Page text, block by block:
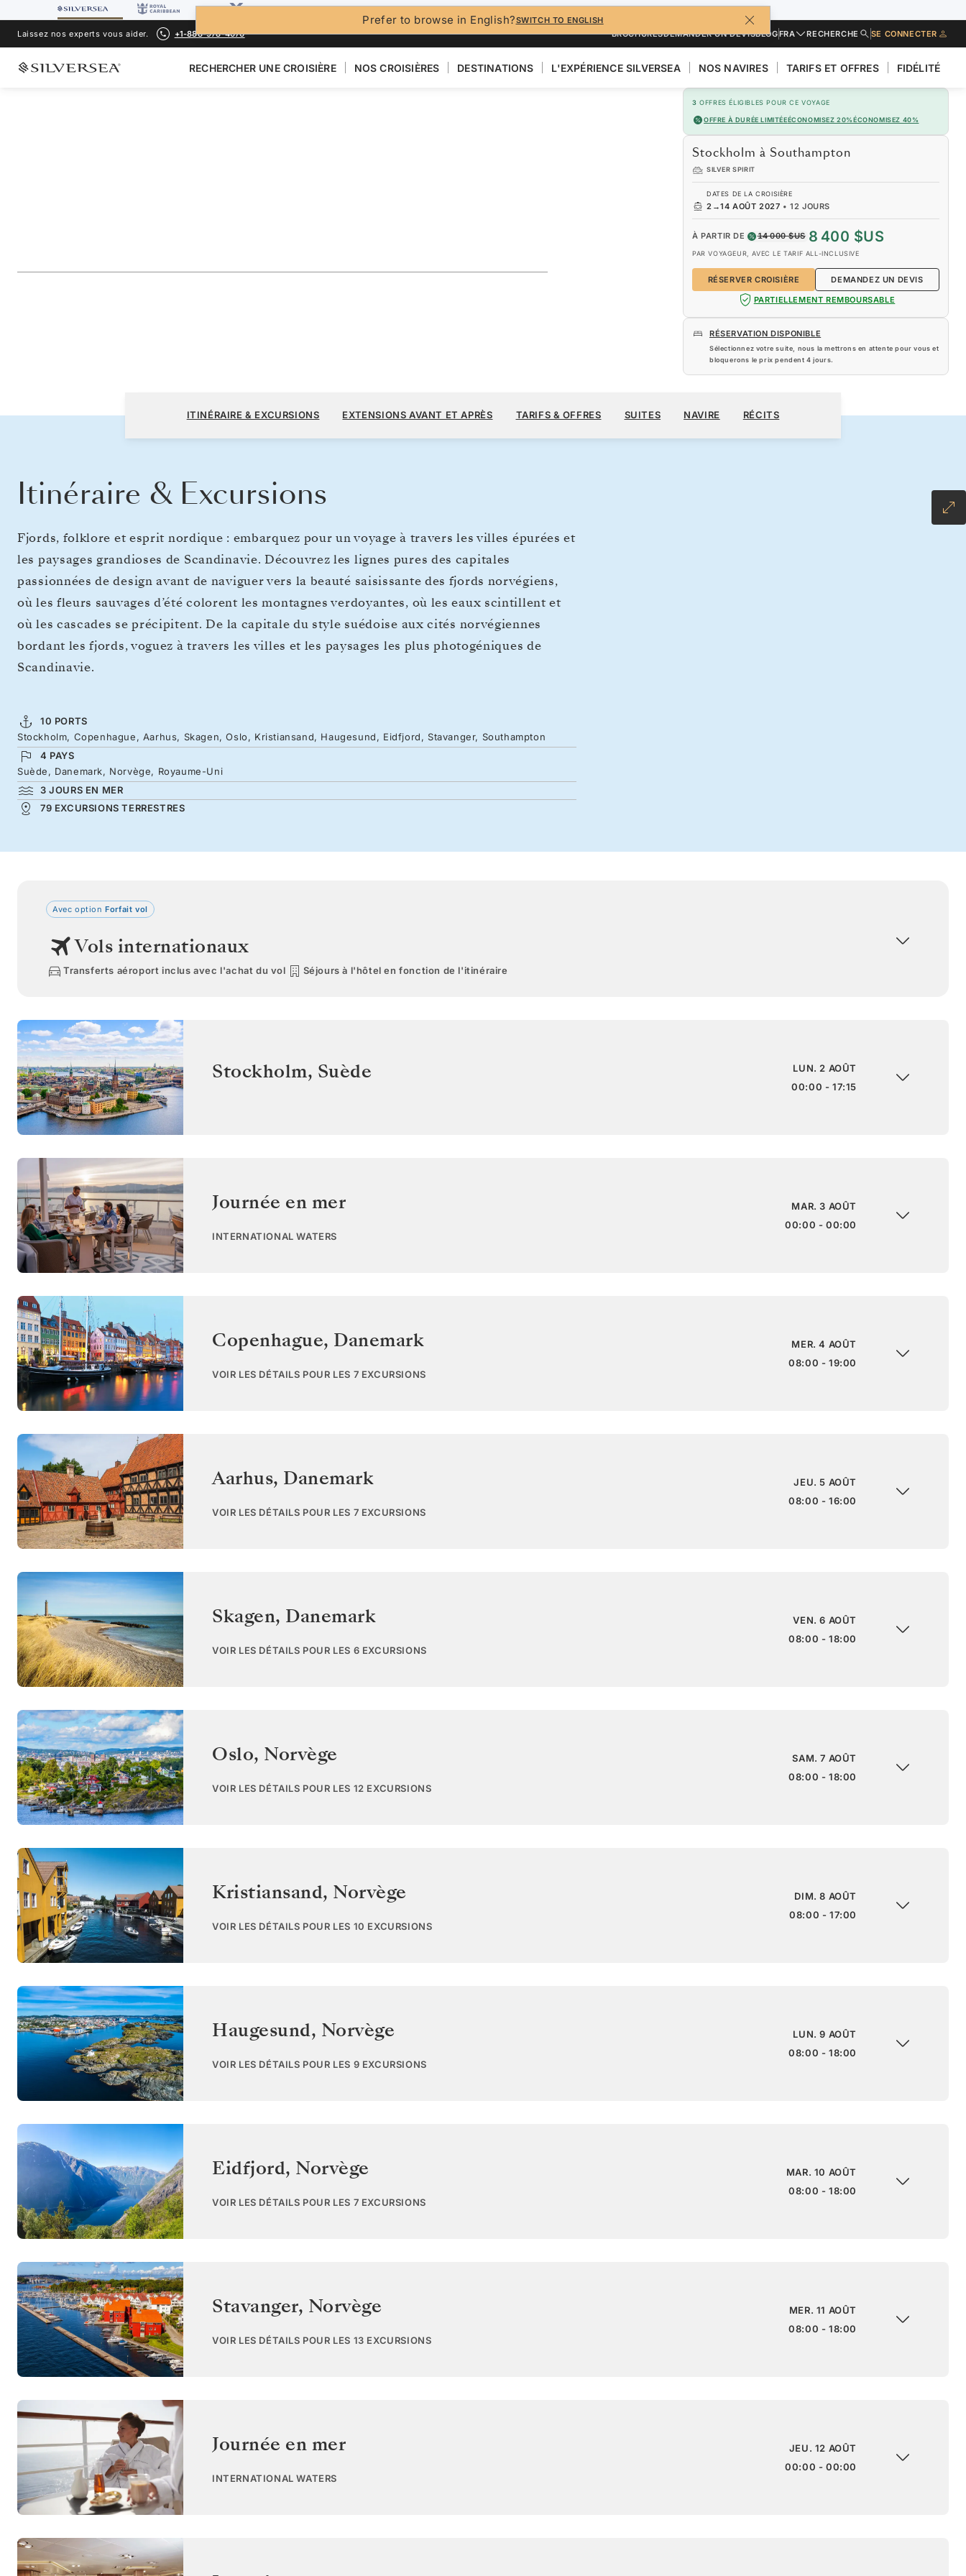
Prefer to browse in English?SWITCH TO ENGLISH
Laissez nos experts vous aider.
+1-888-978-4070 BROCHURESDEMANDER UN DEVISBLOGFRA RECHERCHE SE CONNECTER
RECHERCHER UNE CROISIÈRE NOS CROISIÈRES DESTINATIONS L'EXPÉRIENCE SILVERSEA NOS NAVIRES TARIFS ET OFFRES FIDÉLITÉ
3 OFFRES ÉLIGIBLES POUR CE VOYAGE
OFFRE À DURÉE LIMITÉEÉCONOMISEZ 20%ÉCONOMISEZ 40%
Stockholm à Southampton
SILVER SPIRIT
DATES DE LA CROISIÈRE
2 →14 AOÛT 2027 •12 JOURS
À PARTIR DE 14 000 $US 8 400 $US
PAR VOYAGEUR, AVEC LE TARIF ALL-INCLUSIVE
RÉSERVER CROISIÈRE
DEMANDEZ UN DEVIS
PARTIELLEMENT REMBOURSABLE
RÉSERVATION DISPONIBLE
Sélectionnez votre suite, nous la mettrons en attente pour vous et
bloquerons le prix pendent4 jours.
Stockholm à Southampton
12 JOURS
PAR VOYAGEUR, AVEC LE TARIF ALL-INCLUSIVE
RÉSERVER CROISIÈRE
ITINÉRAIRE & EXCURSIONS EXTENSIONS AVANT ET APRÈS TARIFS & OFFRES SUITES NAVIRE RÉCITS
Itinéraire & Excursions
Fjords, folklore et esprit nordique : embarquez pour un voyage à travers les villes épurées et
les paysages grandioses de Scandinavie. Découvrez les lignes pures des capitales
passionnées de design avant de naviguer vers la beauté saisissante des fjords norvégiens,
où les fleurs sauvages d’été colorent les montagnes verdoyantes, où les eaux scintillent et
où les cascades se précipitent. De la capitale du style suédoise aux cités norvégiennes
bordant les fjords, voguez à travers les villes et les paysages les plus photogéniques de
Scandinavie.
10 PORTS
Stockholm, Copenhague, Aarhus, Skagen, Oslo, Kristiansand, Haugesund, Eidfjord, Stavanger, Southampton
4 PAYS
Suède, Danemark, Norvège, Royaume-Uni
3 JOURS EN MER
79 EXCURSIONS TERRESTRES
Avec option Forfait vol
Vols internationaux
Transferts aéroport inclus avec l'achat du vol Séjours à l'hôtel en fonction de l'itinéraire
Stockholm, Suède
LUN. 2 AOÛT
00:00 - 17:15
Journée en mer
INTERNATIONAL WATERS
MAR. 3 AOÛT
00:00 - 00:00
Copenhague, Danemark
VOIR LES DÉTAILS POUR LES 7 EXCURSIONS
MER. 4 AOÛT
08:00 - 19:00
Aarhus, Danemark
VOIR LES DÉTAILS POUR LES 7 EXCURSIONS
JEU. 5 AOÛT
08:00 - 16:00
Skagen, Danemark
VOIR LES DÉTAILS POUR LES 6 EXCURSIONS
VEN. 6 AOÛT
08:00 - 18:00
Oslo, Norvège
VOIR LES DÉTAILS POUR LES 12 EXCURSIONS
SAM. 7 AOÛT
08:00 - 18:00
Kristiansand, Norvège
VOIR LES DÉTAILS POUR LES 10 EXCURSIONS
DIM. 8 AOÛT
08:00 - 17:00
Haugesund, Norvège
VOIR LES DÉTAILS POUR LES 9 EXCURSIONS
LUN. 9 AOÛT
08:00 - 18:00
Eidfjord, Norvège
VOIR LES DÉTAILS POUR LES 7 EXCURSIONS
MAR. 10 AOÛT
08:00 - 18:00
Stavanger, Norvège
VOIR LES DÉTAILS POUR LES 13 EXCURSIONS
MER. 11 AOÛT
08:00 - 18:00
Journée en mer
INTERNATIONAL WATERS
JEU. 12 AOÛT
00:00 - 00:00